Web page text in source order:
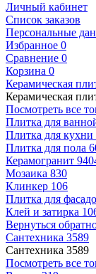
Личный кабинет
Список заказов
Персональные
Избранное 0
Сравнение 0
Корзина 0
Керамическая
Керамическая
Посмотреть все
Плитка для
Плитка для кухни
Плитка для пола
Керамогранит
Мозаика 830
Клинкер 106
Плитка для
Клей и затирка
Вернуться
Сантехника 3589
Сантехника 3589
Посмотреть все